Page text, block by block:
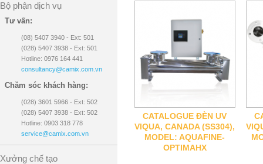
Bộ phận dịch vụ
Tư vấn:
(08) 5407 3940 - Ext: 501
(028) 5407 3938 - Ext: 501
Hotline: 0976 164 441
consultancy@camix.com.vn
Chăm sóc khách hàng:
(028) 3601 5966 - Ext: 502
(028) 5407 3938 - Ext: 502
Hotline: 0903 318 778
service@camix.com.vn
Xưởng chế tạo
CATALOGUE ĐÈN UV
VIQUA, CANADA (SS304),
MODEL: AQUAFINE-
OPTIMAHX